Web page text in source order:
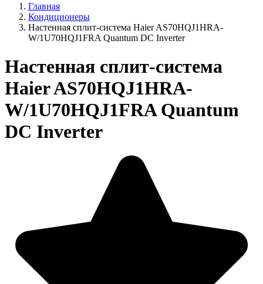
Главная
Кондиционеры
Настенная сплит-система Haier AS70HQJ1HRA-
W/1U70HQJ1FRA Quantum DC Inverter
Настенная сплит-система
Haier AS70HQJ1HRA-
W/1U70HQJ1FRA Quantum
DC Inverter